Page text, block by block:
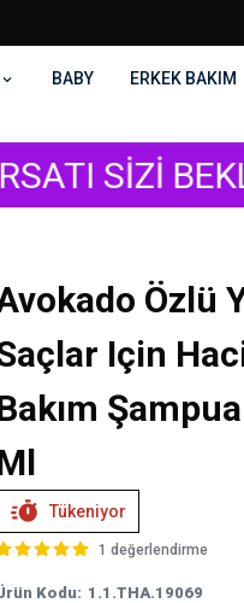
BABY
ERKEK BAKIM
Özlü
Için
Tükeniyor
1 değerlendirme
Kodu: 1.1.THA.19069